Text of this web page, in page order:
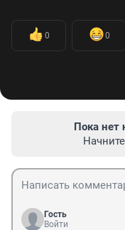
0 0
Пока нет
Гость
Войти